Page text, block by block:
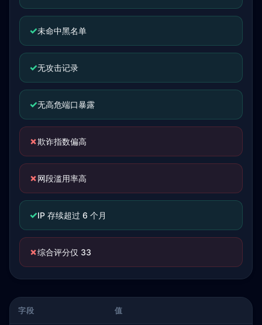
✓未命中黑名单
✓无攻击记录
✓无高危端口暴露
✗欺诈指数偏高
✗网段滥用率高
✓IP 存续超过 6 个月
✗综合评分仅 33
字段 值